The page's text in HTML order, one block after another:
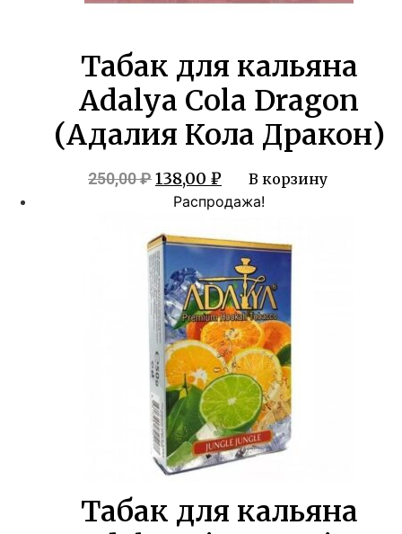
Табак для кальяна
Adalya Cola Dragon
(Адалия Кола Дракон)
250,00₽Первоначальная
цена
250,00 ₽.
138,00 ₽ Текущая
цена:
В корзину
Распродажа!
Табак для кальяна